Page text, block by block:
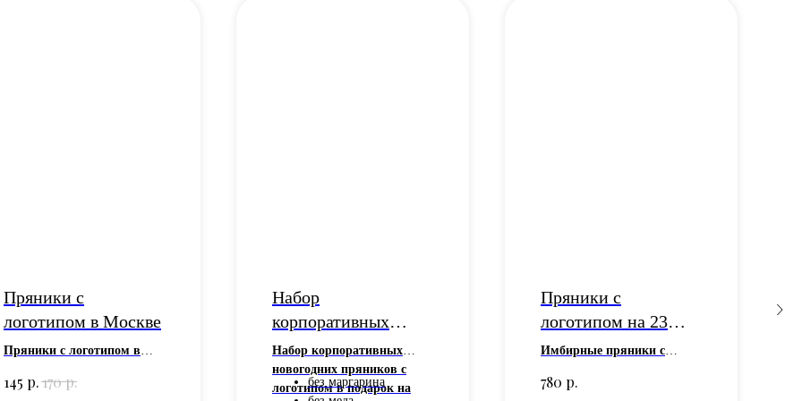
Пряники с
логотипом в Москве
Пряники с логотипом в
предлагает пекарня
145 р.170р.
Набор
корпоративных
новогодних
пряников с
логотипом в подарок
Набор корпоративных
новогодних пряников с
логотипом в подарок на
без маргарина
Пряники с
логотипом на 23
февраля
Имбирные пряники с
подарок на 23 февраля -
780 р.